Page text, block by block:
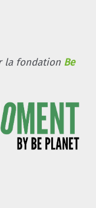
la fondation Be